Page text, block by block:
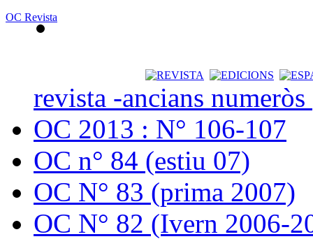
OC Revista
revista -ancians
OC 2013 : N° 106-107
OC n° 84 (estiu 07)
OC N° 83 (prima 2007)
OC N° 82 (Ivern 2006-